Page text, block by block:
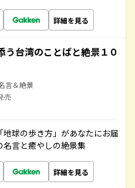
詳細を見る
う台湾のことばと絶景１０
言＆絶景
売
球の歩き方」があなたにお届
言と癒やしの絶景集
詳細を見る